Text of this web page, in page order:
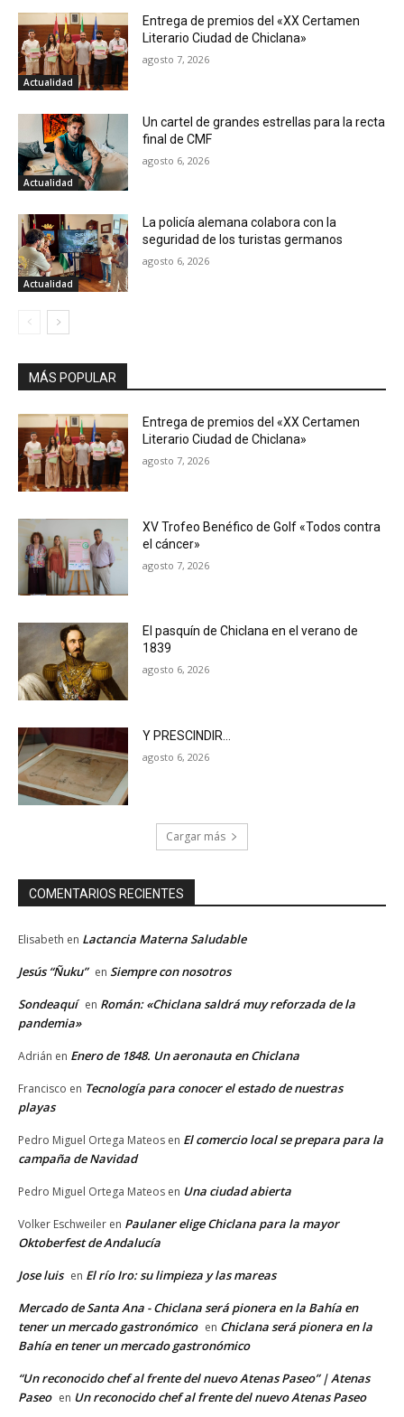
Actualidad
Entrega de premios del «XX Certamen
Literario Ciudad de Chiclana»
agosto 7, 2026
Actualidad
Un cartel de grandes estrellas para la recta
final de CMF
agosto 6, 2026
Actualidad
La policía alemana colabora con la
seguridad de los turistas germanos
agosto 6, 2026
MÁS POPULAR
Entrega de premios del «XX Certamen
Literario Ciudad de Chiclana»
agosto 7, 2026
XV Trofeo Benéfico de Golf «Todos contra
el cáncer»
agosto 7, 2026
El pasquín de Chiclana en el verano de
1839
agosto 6, 2026
Y PRESCINDIR…
agosto 6, 2026
Cargar más
COMENTARIOS RECIENTES
Elisabeth en Lactancia Materna Saludable
Jesús “Ñuku” en Siempre con nosotros
Sondeaquí en Román: «Chiclana saldrá muy reforzada de la
pandemia»
Adrián en Enero de 1848. Un aeronauta en Chiclana
Francisco en Tecnología para conocer el estado de nuestras
playas
Pedro Miguel Ortega Mateos en El comercio local se prepara para la
campaña de Navidad
Pedro Miguel Ortega Mateos en Una ciudad abierta
Volker Eschweiler en Paulaner elige Chiclana para la mayor
Oktoberfest de Andalucía
Jose luis en El río Iro: su limpieza y las mareas
Mercado de Santa Ana - Chiclana será pionera en la Bahía en
tener un mercado gastronómico en Chiclana será pionera en la
Bahía en tener un mercado gastronómico
“Un reconocido chef al frente del nuevo Atenas Paseo” | Atenas
Paseo en Un reconocido chef al frente del nuevo Atenas Paseo